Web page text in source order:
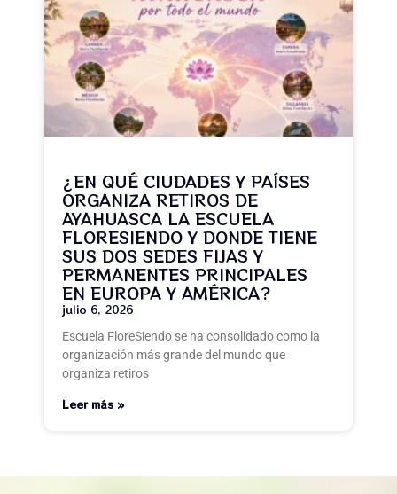
¿EN QUÉ CIUDADES Y PAÍSES
ORGANIZA RETIROS DE
AYAHUASCA LA ESCUELA
FLORESIENDO Y DONDE TIENE
SUS DOS SEDES FIJAS Y
PERMANENTES PRINCIPALES
EN EUROPA Y AMÉRICA?
julio 6, 2026
Escuela FloreSiendo se ha consolidado como la
organización más grande del mundo que
organiza retiros
Leer más »